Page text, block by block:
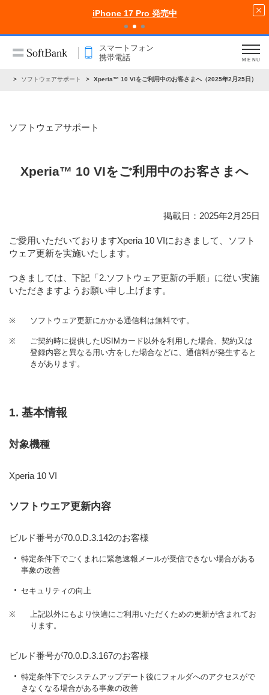
iPhone 17 Pro 発売中
スマートフォン
携帯電話
MENU
ソフトウェアサポート Xperia™ 10 VIをご利用中のお客さまへ（2025年2月25日）
ソフトウェアサポート
Xperia™ 10 VIをご利用中のお客さまへ
掲載日：2025年2月25日
ご愛用いただいておりますXperia 10 VIにおきまして、ソフト
ウェア更新を実施いたします。
つきましては、下記「2.ソフトウェア更新の手順」に従い実施
いただきますようお願い申し上げます。
※ ソフトウェア更新にかかる通信料は無料です。
※
ご契約時に提供したUSIMカード以外を利用した場合、契約又は
登録内容と異なる用い方をした場合などに、通信料が発生すると
きがあります。
1. 基本情報
対象機種
Xperia 10 VI
ソフトウエア更新内容
ビルド番号が70.0.D.3.142のお客様
特定条件下でごくまれに緊急速報メールが受信できない場合がある
事象の改善
セキュリティの向上
※
上記以外にもより快適にご利用いただくための更新が含まれてお
ります。
ビルド番号が70.0.D.3.167のお客様
特定条件下でシステムアップデート後にフォルダへのアクセスがで
きなくなる場合がある事象の改善